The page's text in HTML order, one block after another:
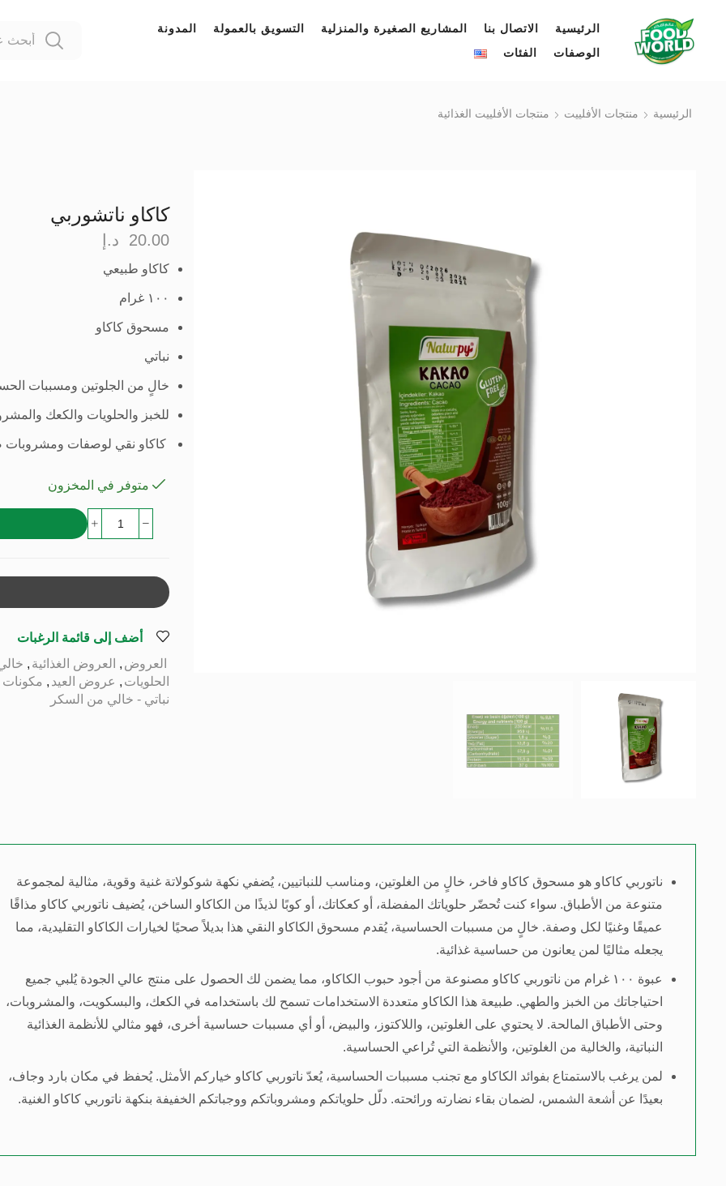
الرئيسية الاتصال بنا المشاريع الصغيرة والمنزلية التسويق بالعمولة
المدونة
الوصفات
الفئات
الرئيسية منتجات الأفلييت منتجات الأفلييت الغذائية
كاكاو ناتشوربي
20.00 د.إ
كاكاو طبيعي
١٠٠ غرام
مسحوق كاكاو
نباتي
خالٍ من الجلوتين ومسببات
للخبز والحلويات والكعك
كاكاو نقي لوصفات ومشروبات
متوفر في المخزون
أضف إلى قائمة الرغبات
العروض , العروض الغذائية ,
الحلويات , عروض العيد , مكونات
نباتي - خالي من السكر
ناتوربي كاكاو هو مسحوق كاكاو فاخر، خالٍ من الغلوتين، ومناسب للنباتيين، يُضفي نكهة شوكولاتة غنية وقوية، مثالية لمجموعة
متنوعة من الأطباق. سواء كنت تُحضّر حلوياتك المفضلة، أو كعكاتك، أو كوبًا لذيذًا من الكاكاو الساخن، يُضيف ناتوربي كاكاو مذاقًا
عميقًا وغنيًا لكل وصفة. خالٍ من مسببات الحساسية، يُقدم مسحوق الكاكاو النقي هذا بديلاً صحيًا لخيارات الكاكاو التقليدية، مما
يجعله مثاليًا لمن يعانون من حساسية غذائية.
عبوة ١٠٠ غرام من ناتوربي كاكاو مصنوعة من أجود حبوب الكاكاو، مما يضمن لك الحصول على منتج عالي الجودة يُلبي جميع
احتياجاتك من الخبز والطهي. طبيعة هذا الكاكاو متعددة الاستخدامات تسمح لك باستخدامه في الكعك، والبسكويت، والمشروبات،
وحتى الأطباق المالحة. لا يحتوي على الغلوتين، واللاكتوز، والبيض، أو أي مسببات حساسية أخرى، فهو مثالي للأنظمة الغذائية
النباتية، والخالية من الغلوتين، والأنظمة التي تُراعي الحساسية.
لمن يرغب بالاستمتاع بفوائد الكاكاو مع تجنب مسببات الحساسية، يُعدّ ناتوربي كاكاو خياركم الأمثل. يُحفظ في مكان بارد وجاف،
بعيدًا عن أشعة الشمس، لضمان بقاء نضارته ورائحته. دلّل حلوياتكم ومشروباتكم ووجباتكم الخفيفة بنكهة ناتوربي كاكاو الغنية.